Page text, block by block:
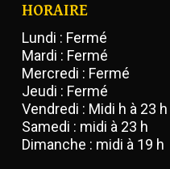
HORAIRE
Lundi : Fermé
Mardi : Fermé
Mercredi : Fermé
Jeudi : Fermé
Vendredi : Midi h à 23 h
Samedi : midi à 23 h
Dimanche : midi à 19 h